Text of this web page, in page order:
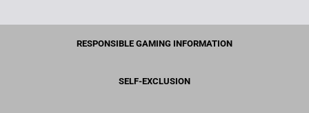
RESPONSIBLE GAMING INFORMATION
SELF-EXCLUSION